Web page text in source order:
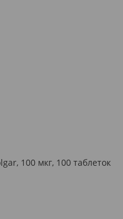
100 мкг, 100 таблеток